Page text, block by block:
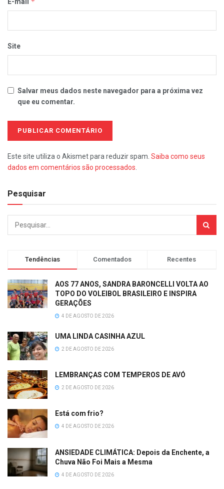
Site
Salvar meus dados neste navegador para a próxima vez
que eu comentar.
Este site utiliza o Akismet para reduzir spam. Saiba como seus
dados em comentários são processados
Pesquisar
Tendências Comentados Recentes
AOS 77 ANOS, SANDRA BARONCELLI VOLTA AO
TOPO DO VOLEIBOL BRASILEIRO E INSPIRA
GERAÇÕES
4 DE AGOSTO DE 2026
UMA LINDA CASINHA AZUL
2 DE AGOSTO DE 2026
LEMBRANÇAS COM TEMPEROS DE AVÓ
2 DE AGOSTO DE 2026
Está com frio?
4 DE AGOSTO DE 2026
ANSIEDADE CLIMÁTICA: Depois da Enchente, a
Chuva Não Foi Mais a Mesma
4 DE AGOSTO DE 2026